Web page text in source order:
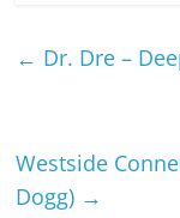
← Dr. Dre –
Westside
Dogg) →